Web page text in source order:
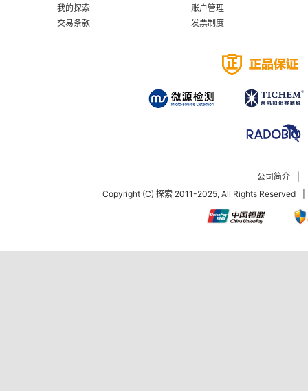
我的探索
交易条款
账户管理
发票制度
公司简介
Copyright (C) 探索 2011-2025, All Rights Reserved